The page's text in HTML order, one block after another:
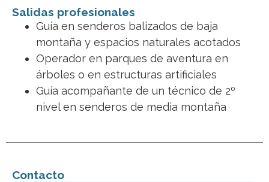
Salidas profesionales
Guía en senderos balizados de baja
montaña y espacios naturales acotados
Operador en parques de aventura en
árboles o en estructuras artificiales
Guía acompañante de un técnico de 2º
nivel en senderos de media montaña
Contacto